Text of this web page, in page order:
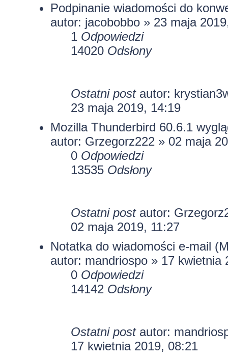
Podpinanie wiadomości do
autor: jacobobbo» 23 maja
1 Odpowiedzi
14020 Odsłony
Ostatni post autor:
23 maja 2019, 14:19
Mozilla Thunderbird 60.6.1
autor: Grzegorz222» 02 maja
0 Odpowiedzi
13535 Odsłony
Ostatni post autor:
02 maja 2019, 11:27
Notatka do wiadomości e-mail
autor: mandriospo» 17 kwietnia
0 Odpowiedzi
14142 Odsłony
Ostatni post autor:
17 kwietnia 2019, 08:21